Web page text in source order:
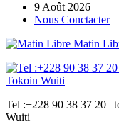
9 Août 2026
Nous Conctacter
Matin
Tel :+228 90 38 37 20 |
Wuiti